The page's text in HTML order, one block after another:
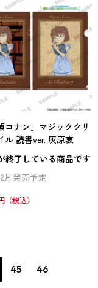
コナン」マジッククリ
ル 読書ver. 灰原哀
終了している商品です
月発売予定
45 46